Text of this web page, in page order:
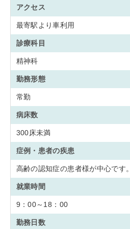
アクセス
最寄駅より車利用
診療科目
精神科
勤務形態
常勤
病床数
300床未満
症例・患者の疾患
高齢の認知症の患者様が中心です。
就業時間
9：00～18：00
勤務日数